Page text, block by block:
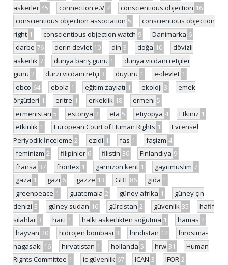
askerler 45 connection e.V 7 conscientious objection 16
conscientious objection association 5
conscientious objection
right 1 conscientious objection watch 9 Danimarka 6
darbe 76 derin devlet 10 din 3 doğa 10
dövizli
askerlik 7 dünya barış günü 1
dünya vicdani retçiler
günü 2 dürzi vicdani retçi 3 duyuru 1 e-devlet 1
ebco 64 ebola 1 eğitim zayiatı 1 ekoloji 3
emek
örgütleri 1 eritre 1 erkeklik 18 ermeni 5
ermenistan 5 estonya 2 eta 5 etiyopya 4 Etkiniz 1
etkinlik 1 European Court of Human Rights 1
Evrensel
Periyodik İnceleme 2 ezidi 1 fas 1 faşizm 4
feminizm 2 filipinler 6 filistin 36 Finlandiya 9
fransa 37 frontex 1 garnizon kent 1 gayrimüslim 7
gaza 1 gazi 6 gazze 13 GBT 86 gıda 1
greenpeace 1 guatemala 2 güney afrika 1
güney çin
denizi 3 güney sudan 16 gürcistan 2 güvenlik 35
hafif
silahlar 3 haiti 1 halkı askerlikten soğutma 1 hamas 2
hayvan 20 hidrojen bombası 3 hindistan 12
hirosima-
nagasaki 16 hırvatistan 1 hollanda 5 hrw 31
Human
Rights Committee 1 iç güvenlik 67 ICAN 3 IFOR 2